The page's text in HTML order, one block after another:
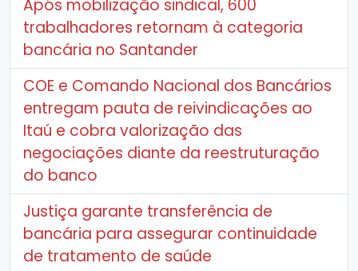
Após mobilização sindical, 600
trabalhadores retornam à categoria
bancária no Santander
COE e Comando Nacional dos Bancários
entregam pauta de reivindicações ao
Itaú e cobra valorização das
negociações diante da reestruturação
do banco
Justiça garante transferência de
bancária para assegurar continuidade
de tratamento de saúde